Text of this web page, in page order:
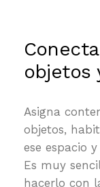
objetos
Asigna
objetos,
ese espacio
Es muy
hacerlo con